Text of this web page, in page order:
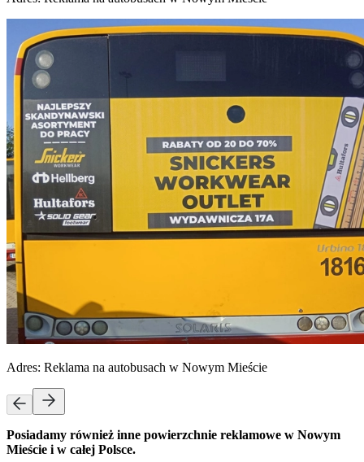
Adres: Reklama na autobusach w Nowym Mieście
Posiadamy również inne powierzchnie reklamowe w Nowym
Mieście i w całej Polsce.